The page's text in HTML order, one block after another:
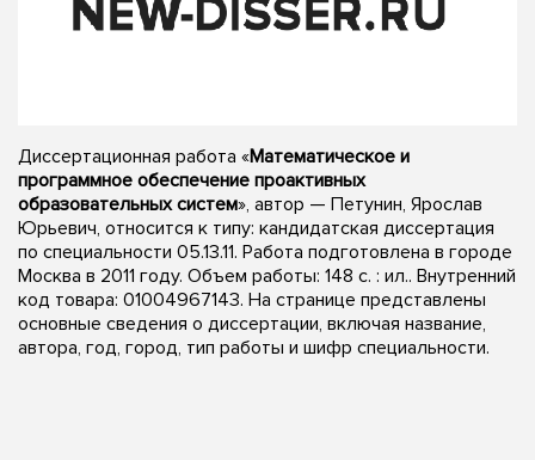
Диссертационная работа «Математическое и
программное обеспечение проактивных
образовательных систем», автор — Петунин, Ярослав
Юрьевич, относится к типу: кандидатская диссертация
по специальности 05.13.11. Работа подготовлена в городе
Москва в 2011 году. Объем работы: 148 с. : ил.. Внутренний
код товара: 01004967143. На странице представлены
основные сведения о диссертации, включая название,
автора, год, город, тип работы и шифр специальности.